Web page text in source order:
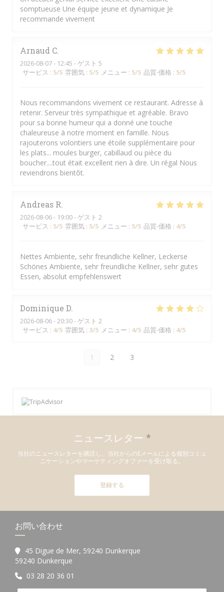
somptueuse Une équipe jeune et dynamique Je
recommande vivement
Arnaud C
2026-08-07- 12:45 - ゲスト 5
サービス : 5/5 雰囲気 : 5/5 メニュー : 5/5 品質-価格 : 5/5
Nous recommandons vivement ce restaurant. Adresse à
retenir. Serveur très sympathique et agréable. Bravo
pour sa bonne humeur qui a donné une touche
chaleureuse à notre moment en famille. Nous
rajouterons volontiers une étoile supplémentaire pour
les plats... moules burger, cabillaud ou pièce du
boucher....tout était excellent rien à dire. Un régal Nous
reviendrons bientôt.
Andreas R
2026-08-06- 19:00 - ゲスト 2
サービス : 5/5 雰囲気 : 5/5 メニュー : 5/5 品質-価格 : 4/5
Nettes Ambiente, sehr freundliche Kellner, Leckerse
Schönes Ambiente, sehr freundliche Kellner, sehr gutes
Essen, absolut empfehlenswert
Dominique D
2026-08-06- 20:30 - ゲスト 2
サービス : 4/5 雰囲気 : 3/5 メニュー : 4/5 品質-価格 : 4/5
1 2 3
ニュースレター *
当社のニュースレターを購読し、当社からのEメールによる個別コミュ
ニケーションやマーケティングオファーを受け取る。
登録する
お問い合わせ
45 Digue de Mer, 59240 Dunkerque
59240 Dunkerque
03 28 20 36 01